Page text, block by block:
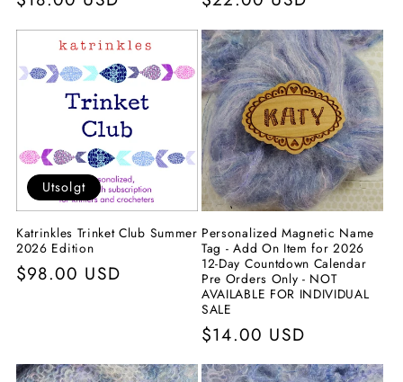
pris
pris
Utsolgt
Katrinkles Trinket Club Summer
2026 Edition
Vanlig
$98.00 USD
Personalized Magnetic Name
Tag - Add On Item for 2026
12-Day Countdown Calendar
Pre Orders Only - NOT
AVAILABLE FOR INDIVIDUAL
SALE
Vanlig
pris
$14.00 USD